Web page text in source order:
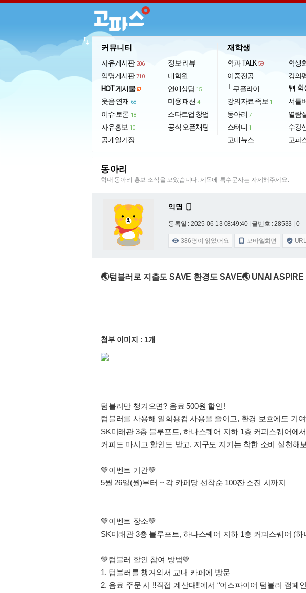
커뮤니티
자유게시판 206
익명게시판 710
HOT 게시물
웃음·연재 68
이슈·토론 18
자유홍보 10
공개일기장
정보·리뷰
대학원
연애상담 15
미용·패션 4
스타트업·창업
공식 오픈채팅
재학생
학과 TALK 59
이중전공
└ 쿠플라이
강의자료·족보 1
동아리 7
스터디 1
고대뉴스
학생
강의
restaurant 학
셔틀
열람
수강
고파
import_export
동아리
학내 동아리 홍보 소식을 모았습니다. 제목에 특수문자는 자제해주세요.
익명 
등록일 : 2025-06-13 08:49:40 | 글번호 : 28533 | 0
 386명이 읽었어요  모바일화면 
🌏텀블러로 지출도 SAVE 환경도 SAVE🌏 UNAI
첨부 이미지 : 1개
텀블러만 챙겨오면? 음료 500원 할인!
텀블러를 사용해 일회용컵 사용을 줄이고, 환경 보호에도 기
SK미래관 3층 블루포트, 하나스퀘어 지하 1층 커피스퀘어에
커피도 마시고 할인도 받고, 지구도 지키는 착한 소비 실천해
💚이벤트 기간💚
5월 26일(월)부터 ~ 각 카페당 선착순 100잔 소진 시까지
💚이벤트 장소💚
SK미래관 3층 블루포트, 하나스퀘어 지하 1층 커피스퀘어 (
💚텀블러 할인 참여 방법💚
1. 텀블러를 챙겨와서 교내 카페에 방문
2. 음료 주문 시 ‼️직접 계산대‼️에서 “어스파이어 텀블러 캠페